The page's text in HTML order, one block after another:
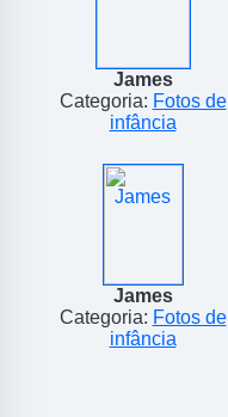
James
Categoria: Fotos de
infância
James
Categoria: Fotos de
infância